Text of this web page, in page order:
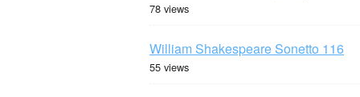
78 views
William Shakespeare Sonetto 116
55 views